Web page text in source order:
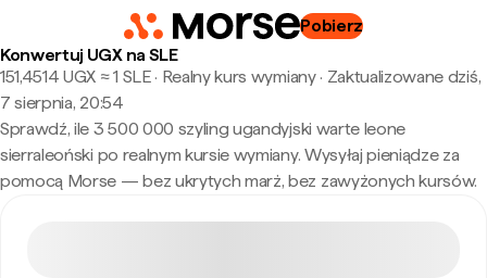
Pobierz
Konwertuj UGX na SLE
151,4514 UGX ≈ 1 SLE · Realny kurs wymiany· Zaktualizowane dziś,
7 sierpnia, 20:54
Sprawdź, ile 3 500 000 szyling ugandyjski warte leone
sierraleoński po realnym kursie wymiany. Wysyłaj pieniądze za
pomocą Morse — bez ukrytych marż, bez zawyżonych kursów.